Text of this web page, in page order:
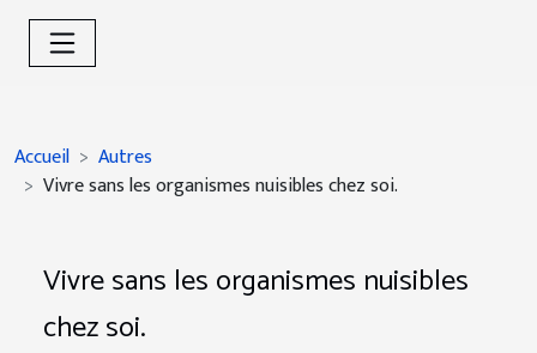
Accueil
Autres
Vivre sans les organismes nuisibles chez soi.
Vivre sans les organismes nuisibles
chez soi.